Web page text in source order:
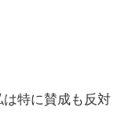
特に賛成も反対